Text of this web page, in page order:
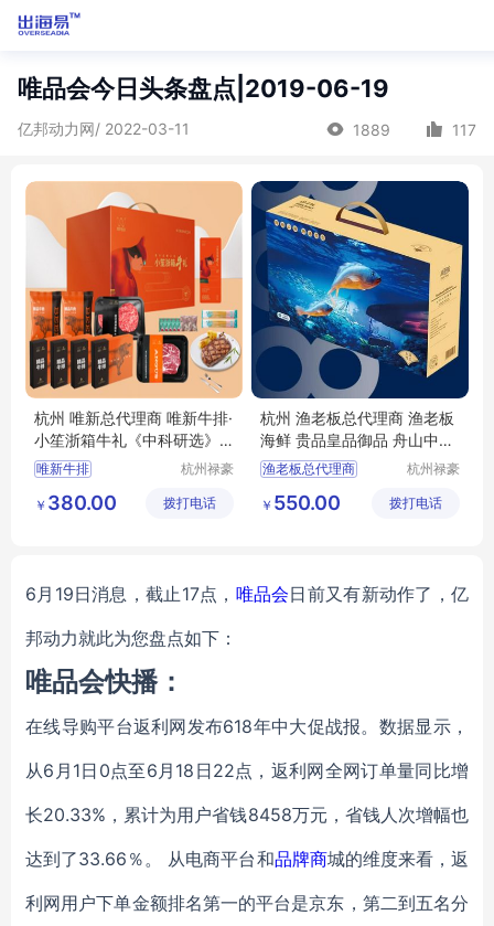
唯品会今日头条盘点|2019-06-19
亿邦动力网/ 2022-03-11 1889 117
杭州 唯新总代理商 唯新牛排·
小笙浙箱牛礼《中科研选》8
88型 团购礼品福利
唯新牛排
中科研选 888型
杭州禄豪
公司
￥ 380.00 拨打电话
杭州 渔老板总代理商 渔老板
海鲜 贵品皇品御品 舟山中黄
鱼 东海大带鱼 精品白玉贝
渔老板总代理商
杭州禄豪
公司
￥ 550.00 拨打电话
6月19日消息，截止17点， 唯品会日前又有新动作了，亿
邦动力就此为您盘点如下：
唯品会快播：
在线导购平台返利网发布618年中大促战报。数据显示，
从6月1日0点至6月18日22点，返利网全网订单量同比增
长20.33%，累计为用户省钱8458万元，省钱人次增幅也
达到了33.66％。 从电商平台和品牌商城的维度来看，返
利网用户下单金额排名第一的平台是京东，第二到五名分